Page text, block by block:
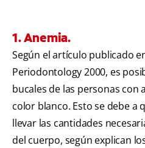
1. Anemia.
Según el artículo publicado
Periodontology 2000, es
bucales de las personas con
color blanco. Esto se debe a
llevar las cantidades
del cuerpo, según explican